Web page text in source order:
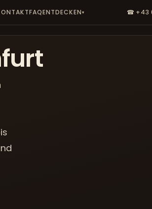
FAQENTDECKEN▾ ☎ +43